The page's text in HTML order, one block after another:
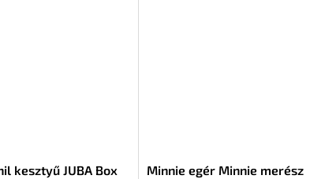
kesztyű JUBA Box
Minnie egér Minnie merész